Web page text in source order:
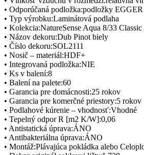
• Odporúčaná podložka:podložky
• Typ výrobku:Laminátová podlaha
• Kolekcia:NatureSense Aqua 8/33 Classic
• Názov dekoru:Dub Pinot biely
• Číslo dekoru:SOL2111
• Nosič – materiál:HDF+
• Integrovaná podložka:NIE
• Ks v balení:8
• Balení na palete:60
• Garancia pre domácnosti:25 rokov
• Garancia pre komerčné priestory:5 rokov
• Podlahové kúrenie – vhodnosť:Vhodné
• Tepelný odpor R [m2 K/W]:0,06
• Antistatická úprava:ÁNO
• Antibakteriálna úprava:ÁNO
• Montáž:Plávajúca pokládka alebo